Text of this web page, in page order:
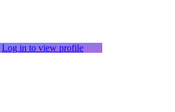
Log in to view profile